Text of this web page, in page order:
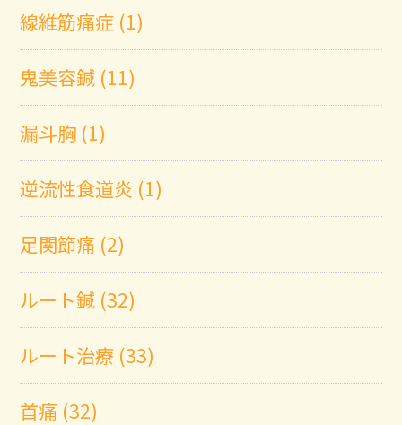
線維筋痛症 (1)
鬼美容鍼 (11)
漏斗胸 (1)
逆流性食道炎 (1)
足関節痛 (2)
ルート鍼 (32)
ルート治療 (33)
首痛 (32)